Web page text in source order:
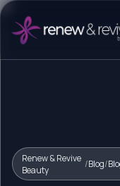
Renew & Revive
Beauty
/Blog/